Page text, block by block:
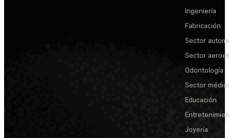
Ingeniería
Fabricación
Sector
Sector
Odontología
Sector
Educación
Joyería